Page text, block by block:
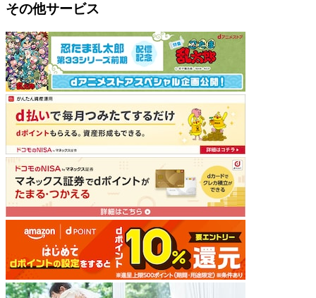
その他サービス